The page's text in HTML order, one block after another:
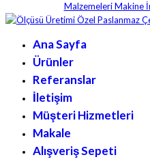
Malzemeleri Makine
Ana Sayfa
Ürünler
Referanslar
İletişim
Müşteri Hizmetleri
Makale
Alışveriş Sepeti